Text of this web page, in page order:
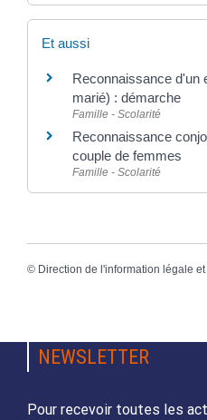
Et aussi
Reconnaissance d'un
marié) : démarche
Famille - Scolarité
Reconnaissance
couple de femmes
Famille - Scolarité
© Direction de l'information légale
NEWSLETTER
Pour recevoir toutes les